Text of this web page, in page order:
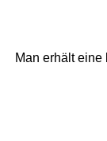
Man erhält eine